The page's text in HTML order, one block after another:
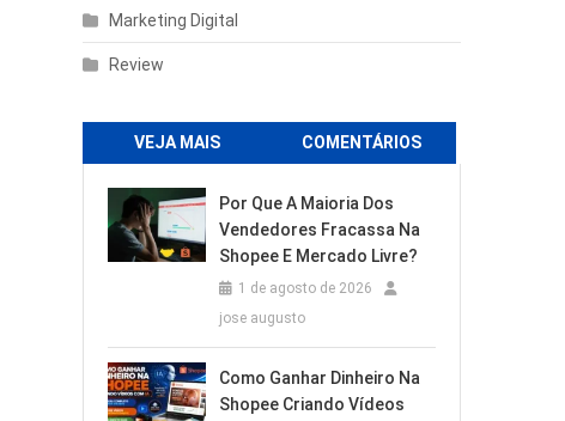
Marketing Digital
Review
VEJA MAIS COMENTÁRIOS
Por Que A Maioria Dos
Vendedores Fracassa Na
Shopee E Mercado Livre?
1 de agosto de 2026
jose augusto
Como Ganhar Dinheiro Na
Shopee Criando Vídeos